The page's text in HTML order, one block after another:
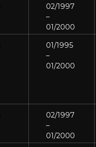
02/1997
–
01/2000
01/1995
–
01/2000
02/1997
–
01/2000